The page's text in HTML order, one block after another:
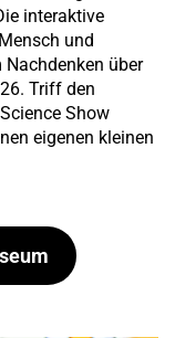
interaktive
und
über
Triff den
Show
eigenen kleinen